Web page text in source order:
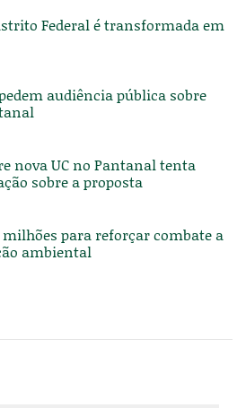
Federal é transformada em
audiência pública sobre
nova UC no Pantanal tenta
sobre a proposta
milhões para reforçar combate a
ambiental